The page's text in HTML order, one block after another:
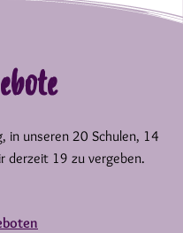
in unseren 20 Schulen, 14
derzeit 19 zu vergeben.